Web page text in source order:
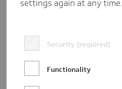
settings again at any time.
Security (required)
Functionality